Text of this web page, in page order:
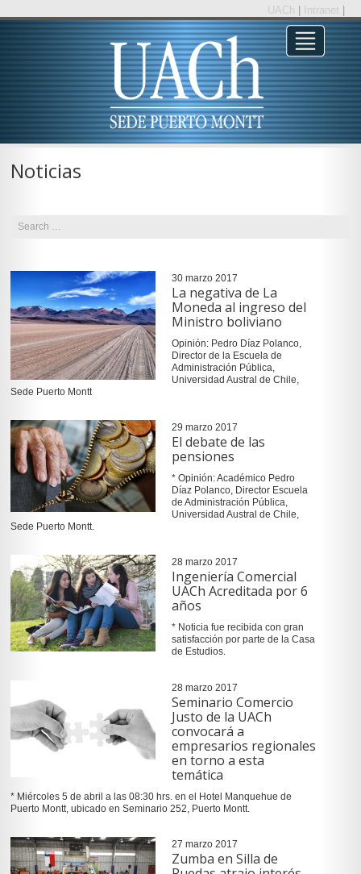
UACh Intranet
Noticias
30 marzo 2017
La negativa de La
Moneda al ingreso del
Ministro boliviano
Opinión: Pedro Díaz Polanco,
Director de la Escuela de
Administración Pública,
Universidad Austral de Chile,
Sede Puerto Montt
29 marzo 2017
El debate de las
pensiones
* Opinión: Académico Pedro
Díaz Polanco, Director Escuela
de Administración Pública,
Universidad Austral de Chile,
Sede Puerto Montt.
28 marzo 2017
Ingeniería Comercial
UACh Acreditada por 6
años
* Noticia fue recibida con gran
satisfacción por parte de la Casa
de Estudios.
28 marzo 2017
Seminario Comercio
Justo de la UACh
convocará a
empresarios regionales
en torno a esta
temática
* Miércoles 5 de abril a las 08:30 hrs. en el Hotel Manquehue de
Puerto Montt, ubicado en Seminario 252, Puerto Montt.
27 marzo 2017
Zumba en Silla de